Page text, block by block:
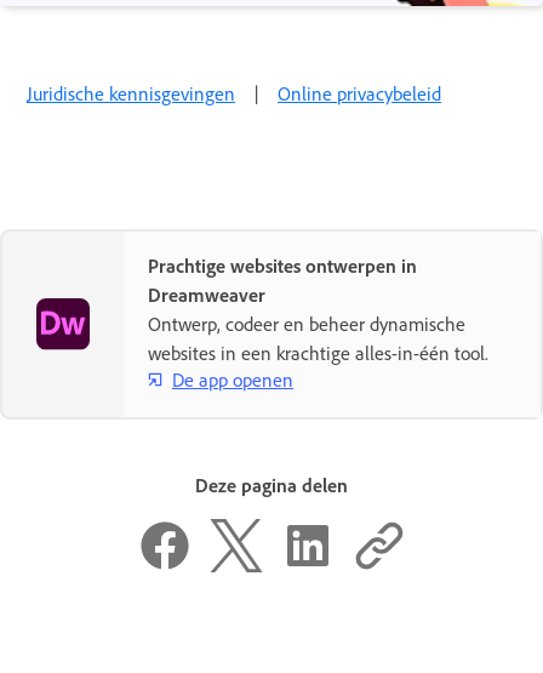
Juridische kennisgevingen | Online privacybeleid
Prachtige websites ontwerpen in
Dreamweaver
Ontwerp, codeer en beheer dynamische
websites in een krachtige alles-in-één tool.
De app openen
Deze pagina delen